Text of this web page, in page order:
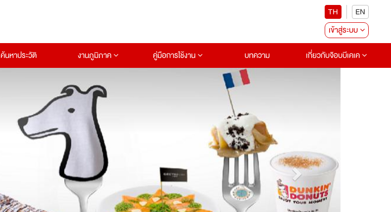
TH
EN
เข้าสู่ระบบ
ค้นหาประวัติ งานภูมิภาค คู่มือการใช้งาน บทความ เกี่ยวกับจ๊อบบีเคเค